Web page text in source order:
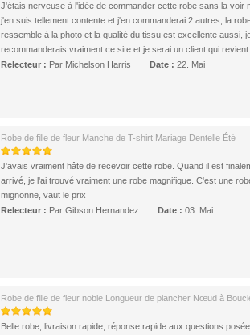
J'étais nerveuse à l'idée de commander cette robe sans la voir
j'en suis tellement contente et j'en commanderai 2 autres, la
ressemble à la photo et la qualité du tissu est excellente aussi,
recommanderais vraiment ce site et je serai un client qui revient
Relecteur : Par Michelson Harris Date : 22. Mai
Robe de fille de fleur Manche de T-shirt Mariage Dentelle Été
J'avais vraiment hâte de recevoir cette robe. Quand il est
arrivé, je l'ai trouvé vraiment une robe magnifique. C'est une
mignonne, vaut le prix
Relecteur : Par Gibson Hernandez Date : 03. Mai
Robe de fille de fleur noble Longueur de plancher Nœud à
Belle robe, livraison rapide, réponse rapide aux questions